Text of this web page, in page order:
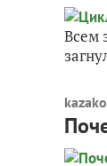
Всем